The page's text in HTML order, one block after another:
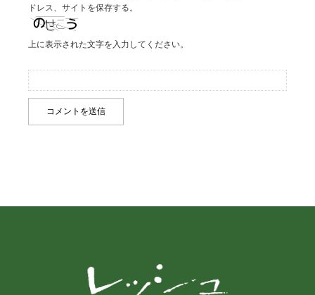
ドレス、サイトを保存する。
上に表示された文字を入力してください。